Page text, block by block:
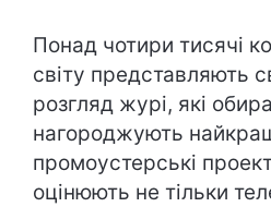
Понад чотири тисячі
світу представляють
розгляд журі, які
нагороджують
промоустерські
оцінюють не тільки